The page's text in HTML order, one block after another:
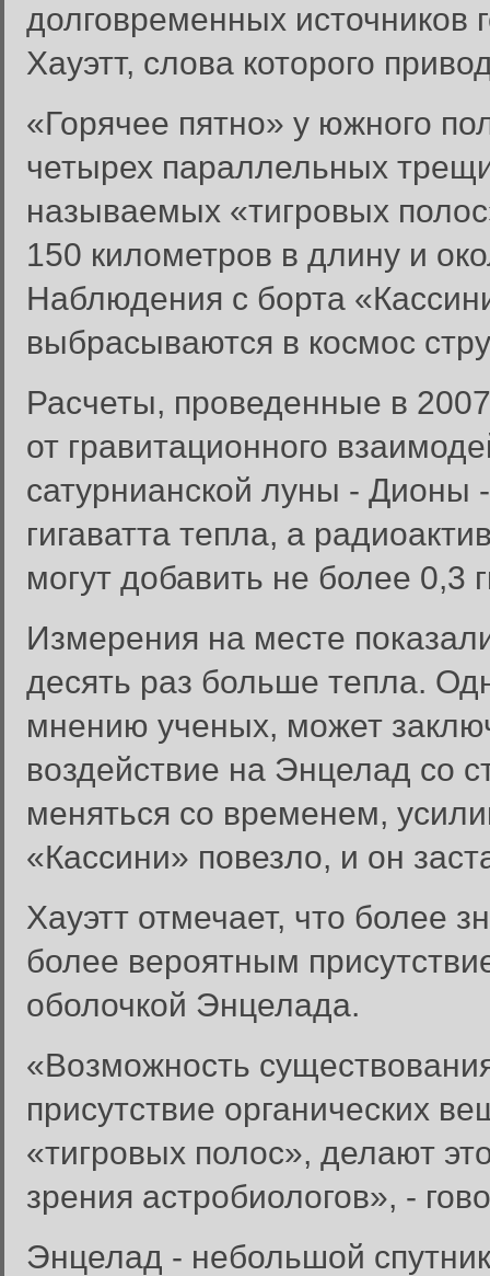
долговременных источников
Хауэтт, слова которого
«Горячее пятно» у южного
четырех параллельных
называемых «тигровых
150 километров в длину и
Наблюдения с борта
выбрасываются в космос
Расчеты, проведенные в
от гравитационного
сатурнианской луны - Дионы
гигаватта тепла, а
могут добавить не более 0,3
Измерения на месте
десять раз больше тепла.
мнению ученых, может
воздействие на Энцелад со
меняться со временем,
«Кассини» повезло, и он
Хауэтт отмечает, что более
более вероятным
оболочкой Энцелада.
«Возможность
присутствие органических
«тигровых полос», делают
зрения астробиологов», -
Энцелад - небольшой